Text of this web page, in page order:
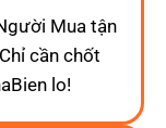
Mua tận
cần chốt
lo!